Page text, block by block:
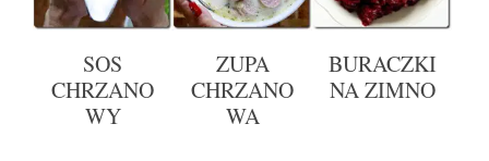
SOS
CHRZANO
WY
ZUPA
CHRZANO
WA
BURACZKI
NA ZIMNO